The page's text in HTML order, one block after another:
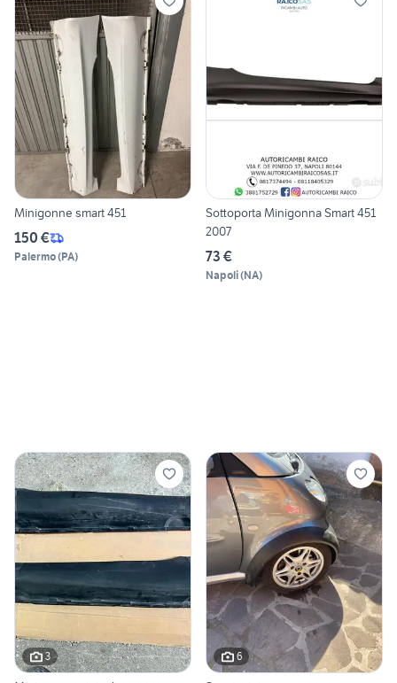
Minigonne smart 451
150 €
Palermo(PA)
Sottoporta Minigonna Smart 451
2007
73 €
Napoli(NA)
3 6